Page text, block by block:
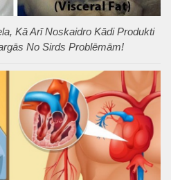
Kā Arī Noskaidro Kādi Produkti
No Sirds Problēmām!